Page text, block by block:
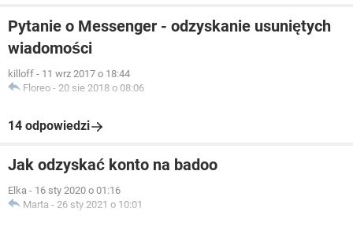
Pytanie o Messenger - odzyskanie usuniętych
wiadomości
killoff - 11 wrz 2017 o 18:44
Floreo - 20 sie 2018 o 08:06
14 odpowiedzi
Jak odzyskać konto na badoo
Elka - 16 sty 2020 o 01:16
Marta - 26 sty 2021 o 10:01